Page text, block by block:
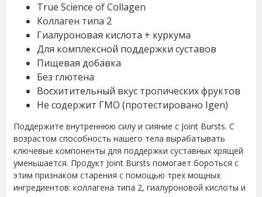
True Science of Collagen
Коллаген типа 2
Гиалуроновая кислота + куркума
Для комплексной поддержки суставов
Пищевая добавка
Без глютена
Восхитительный вкус тропических фруктов
Не содержит ГМО (протестировано Igen)
Поддержите внутреннюю силу и сияние с Joint Bursts. С
возрастом способность нашего тела вырабатывать
ключевые компоненты для поддержки суставных хрящей
уменьшается. Продукт Joint Bursts помогает бороться с
этим признаком старения с помощью трех мощных
ингредиентов: коллагена типа 2, гиалуроновой кислоты и